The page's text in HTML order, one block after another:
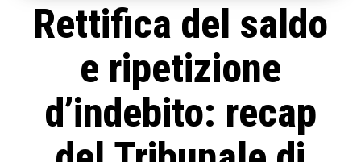
Rettifica del saldo
e ripetizione
d’indebito: recap